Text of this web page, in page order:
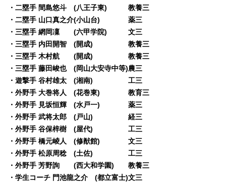
・二塁手 間島悠斗 (八王子東) 教養三
・二塁手 山口真之介(小山台) 薬三
・三塁手 網岡凜 (六甲学院) 文三
・三塁手 内田開智 (開成) 教養三
・三塁手 木村航 (開成) 教養三
・三塁手 藤田峻也 (岡山大安寺中等)農三
・遊撃手 谷村雄太 (湘南) 工三
・外野手 大巻将人 (花巻東) 教育三
・外野手 見坂恒輝 (水戸一) 薬三
・外野手 武将太郎 (戸山) 経三
・外野手 谷保梓樹 (屋代) 工三
・外野手 橋元崚人 (修猷館) 文三
・外野手 松原周稔 (土佐) 工三
・外野手 芳野詢 (西大和学園) 教養三
・学生コーチ 門池龍之介 (都立富士)文三